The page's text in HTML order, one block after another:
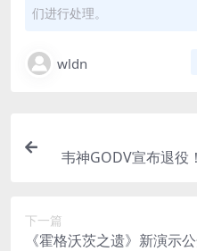
们进行处理。
wldn
韦神GODV宣布退役
下一篇
《霍格沃茨之遗》新演示